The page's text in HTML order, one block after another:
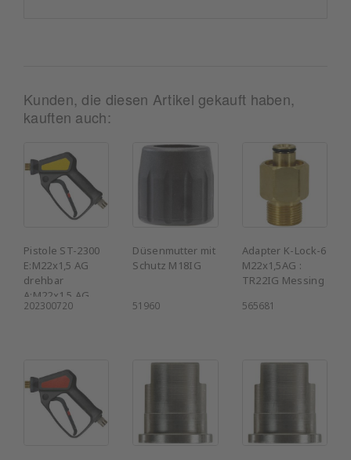
Kunden, die diesen Artikel gekauft haben,
kauften auch:
Pistole ST-2300
E:M22x1,5 AG
drehbar
A:M22x1,5 AG
202300720
Düsenmutter mit
Schutz M18IG
51960
Adapter K-Lock-6
M22x1,5AG :
TR22IG Messing
565681